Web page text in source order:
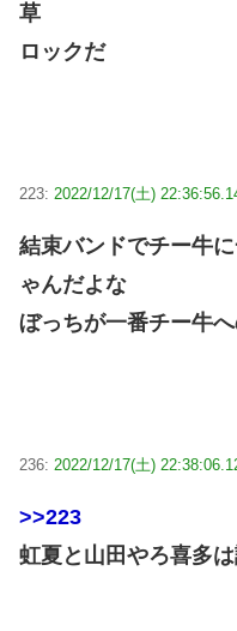
草
ロックだ
223: 2022/12/17(土)
結束バンドでチー牛
ゃんだよな
ぼっちが一番チー牛
236: 2022/12/17(土)
>>223
虹夏と山田やろ喜多